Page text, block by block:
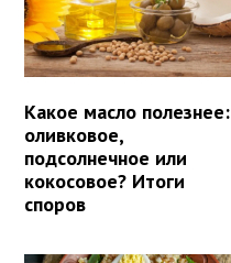
Какое масло полезнее:
оливковое,
подсолнечное или
кокосовое? Итоги
споров